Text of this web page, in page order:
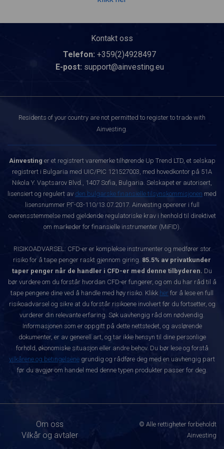
Kontakt oss
Telefon: +359(2)4928497
E-post: support@ainvesting.eu
Residents of your country are not permitted to register to trade with
Ainvesting.
Ainvesting er et registrert varemerke tilhørende Up Trend LTD, et selskap
registrert i Bulgaria med UIC/PIC 121527003, med hovedkontor på 51A
Nikola Y. Vaptsarov Blvd., 1407 Sofia, Bulgaria. Selskapet er autorisert,
lisensiert og regulert av den bulgarske finansielle tilsynskommisjonen med
lisensnummer РГ-03-110/13.07.2017. Ainvesting opererer i full
overensstemmelse med gjeldende regulatoriske krav i henhold til direktivet
om markeder for finansielle instrumenter (MiFID).
RISIKOADVARSEL: CFD-er er komplekse instrumenter og medfører stor
risiko for å tape penger raskt gjennom giring. 85.5% av privatkunder
taper penger når de handler i CFD-er med denne tilbyderen. Du
bør vurdere om du forstår hvordan CFD-er fungerer, og om du har råd til å
tape pengene dine ved å handle med høy risiko. Klikk her for å lese en full
risikoadvarsel og sikre at du forstår risikoene involvert før du fortsetter, og
vurderer din relevante erfaring. Søk uavhengig råd om nødvendig.
Informasjonen som er oppgitt på dette nettstedet, og avslørende
dokumenter, er av generell art, og tar ikke hensyn til dine personlige
forhold, økonomiske situasjon eller andre behov. Du bør lese og forstå
vilkårene og betingelsene grundig og rådføre deg med en uavhengig part
før du avgjør om handel med denne typen produkter passer for deg.
Om oss
Vilkår og avtaler
© Alle rettigheter forbeholdt
Ainvesting